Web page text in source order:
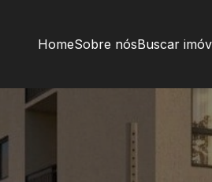
HomeSobre nósBuscar